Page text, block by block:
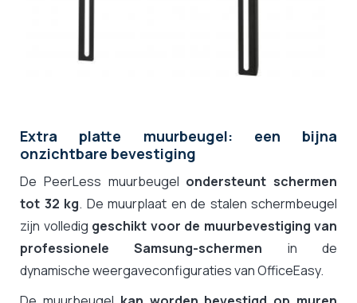
Extra platte muurbeugel: een bijna
onzichtbare bevestiging
De PeerLess muurbeugel ondersteunt schermen
tot 32 kg. De muurplaat en de stalen schermbeugel
zijn volledig geschikt voor de muurbevestiging van
professionele Samsung-schermen in de
dynamische weergaveconfiguraties van OfficeEasy.